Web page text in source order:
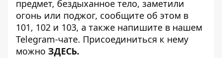
предмет, бездыханное тело, заметили
огонь или поджог, сообщите об этом в
101, 102 и 103, а также напишите в нашем
Telegram-чате. Присоединиться к нему
можно ЗДЕСЬ.